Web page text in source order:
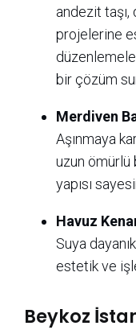
andezit
projelerine
bir çözüm
Merdiven
Aşınmaya
uzun ömürlü
yapısı
Havuz
Suya
estetik ve
Beykoz